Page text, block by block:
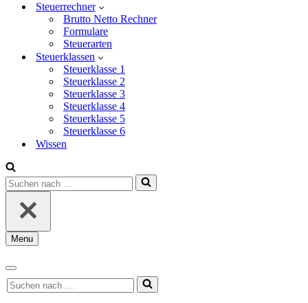
Steuerrechner
Brutto Netto Rechner
Formulare
Steuerarten
Steuerklassen
Steuerklasse 1
Steuerklasse 2
Steuerklasse 3
Steuerklasse 4
Steuerklasse 5
Steuerklasse 6
Wissen
Suchen
nach …
Menu
Navigationsmenü
Navigationsmenü
Suchen
nach …